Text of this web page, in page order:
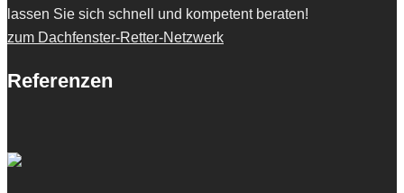
lassen Sie sich schnell und kompetent beraten!
zum Dachfenster-Retter-Netzwerk
Referenzen